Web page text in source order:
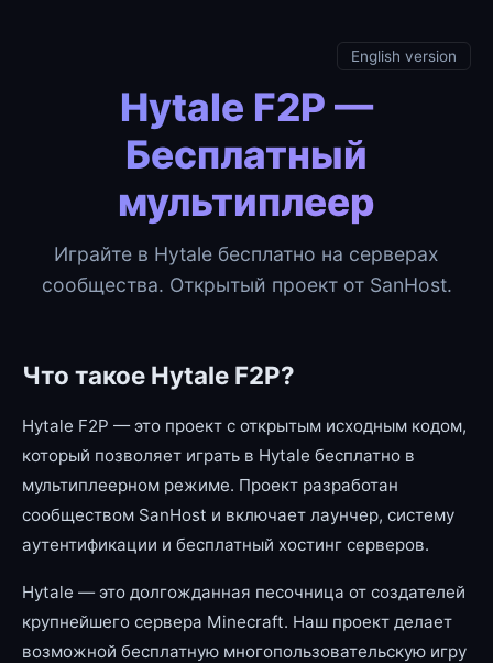
English version
Hytale F2P —
Бесплатный
мультиплеер
Играйте в Hytale бесплатно на серверах
сообщества. Открытый проект от SanHost.
Что такое Hytale F2P?
Hytale F2P — это проект с открытым исходным кодом,
который позволяет играть в Hytale бесплатно в
мультиплеерном режиме. Проект разработан
сообществом SanHost и включает лаунчер, систему
аутентификации и бесплатный хостинг серверов.
Hytale — это долгожданная песочница от создателей
крупнейшего сервера Minecraft. Наш проект делает
возможной бесплатную многопользовательскую игру